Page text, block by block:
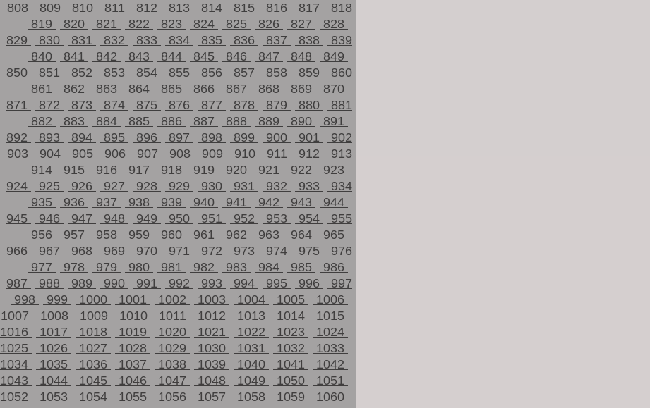
808
809 810 811 812 813 814 815 816 817
818
819
820 821 822 823 824 825 826 827
828
829
830 831 832 833 834 835 836 837 838
839
840
841 842 843 844 845 846 847 848
849
850
851 852 853 854 855 856 857 858 859
860
861
862 863 864 865 866 867 868 869
870
871
872 873 874 875 876 877 878 879 880
881
882
883 884 885 886 887 888 889 890
891
892
893 894 895 896 897 898 899 900 901
902
903
904 905 906 907 908 909 910 911 912
913
914
915 916 917 918 919 920 921 922
923
924
925 926 927 928 929 930 931 932 933
934
935
936 937 938 939 940 941 942 943
944
945
946 947 948 949 950 951 952 953 954
955
956
957 958 959 960 961 962 963 964
965
966
967 968 969 970 971 972 973 974 975
976
977
978 979 980 981 982 983 984 985
986
987
988 989 990 991 992 993 994 995 996
997
998
999 1000 1001 1002 1003 1004 1005
1006
1007
1008 1009 1010 1011 1012 1013 1014
1015
1016
1017 1018 1019 1020 1021 1022 1023
1024
1025
1026 1027 1028 1029 1030 1031 1032
1033
1034
1035 1036 1037 1038 1039 1040 1041
1042
1043
1044 1045 1046 1047 1048 1049 1050
1051
1052
1053 1054 1055 1056 1057 1058 1059
1060